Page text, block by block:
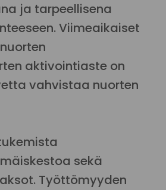
ja tarpeellisena
Viimeaikaiset
aktivointiaste on
vahvistaa nuorten
sekä
Työttömyyden